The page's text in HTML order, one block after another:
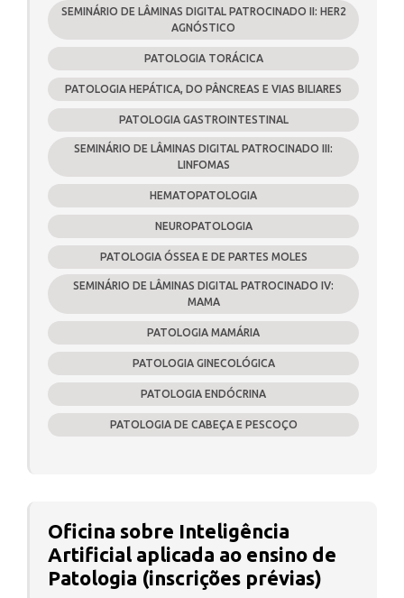
SEMINÁRIO DE LÂMINAS DIGITAL PATROCINADO II: HER2
AGNÓSTICO
PATOLOGIA TORÁCICA
PATOLOGIA HEPÁTICA, DO PÂNCREAS E VIAS BILIARES
PATOLOGIA GASTROINTESTINAL
SEMINÁRIO DE LÂMINAS DIGITAL PATROCINADO III:
LINFOMAS
HEMATOPATOLOGIA
NEUROPATOLOGIA
PATOLOGIA ÓSSEA E DE PARTES MOLES
SEMINÁRIO DE LÂMINAS DIGITAL PATROCINADO IV:
MAMA
PATOLOGIA MAMÁRIA
PATOLOGIA GINECOLÓGICA
PATOLOGIA ENDÓCRINA
PATOLOGIA DE CABEÇA E PESCOÇO
Oficina sobre Inteligência
Artificial aplicada ao ensino de
Patologia (inscrições prévias)